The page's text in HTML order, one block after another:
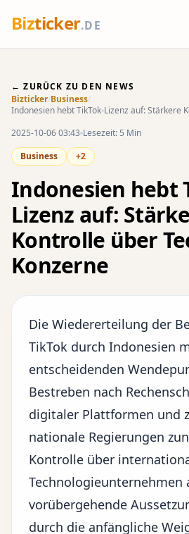
Bizticker.DE
← ZURÜCK ZU DEN NEWS
Bizticker/Business/
Indonesien hebt TikTok-Lizenz auf: Stärkere
2025-10-06 03:43 Lesezeit: 5 Min
Business
+2
Indonesien hebt
Lizenz auf:
Kontrolle über
Konzerne
Die Wiedererteilung der
TikTok durch Indonesien
entscheidenden
Bestreben nach
digitaler Plattformen und
nationale Regierungen
Kontrolle über
Technologieunternehmen
vorübergehende
durch die anfängliche